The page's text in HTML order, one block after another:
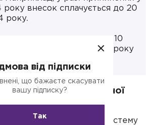
року внесок сплачується до 20
року.
вноситься протягом 10
днів після граничного строку
декларації.
перехід із загальної
2024 року змінив систему
від підписки
що бажаєте скасувати
вашу підписку?
Так